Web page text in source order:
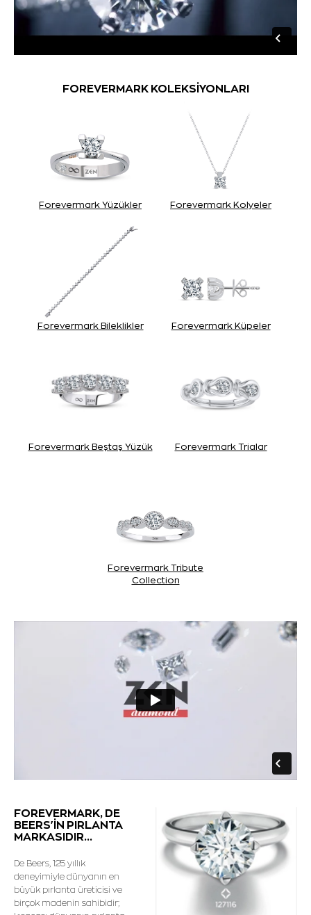
FOREVERMARK KOLEKSİYONLARI
Forevermark Yüzükler Forevermark Kolyeler
Forevermark Bileklikler Forevermark Küpeler
Forevermark Beştaş Yüzük Forevermark Trialar
Forevermark Tribute
Collection
FOREVERMARK, DE
BEERS'İN PIRLANTA
MARKASIDIR...
De Beers, 125 yıllık
deneyimiyle dünyanın en
büyük pırlanta üreticisi ve
birçok madenin sahibidir;